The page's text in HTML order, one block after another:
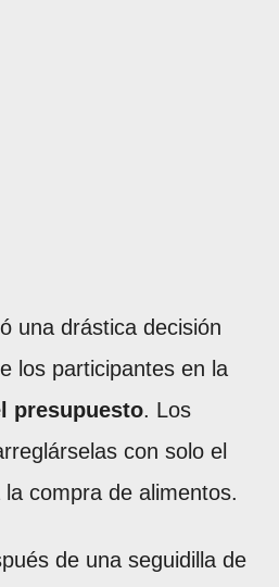
una drástica decisión
los participantes en la
presupuesto. Los
con solo el
compra de alimentos.
de una seguidilla de